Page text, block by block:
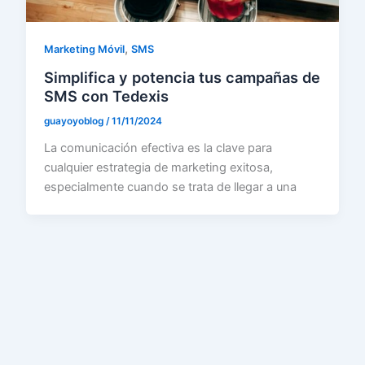
Marketing Móvil,SMS
Simplifica y potencia tus campañas de
SMS con Tedexis
guayoyoblog/11/11/2024
La comunicación efectiva es la clave para
cualquier estrategia de marketing exitosa,
especialmente cuando se trata de llegar a una